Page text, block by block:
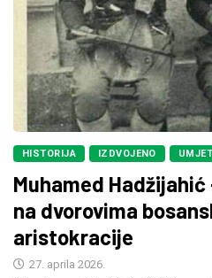
HISTORIJA IZDVOJENO
Muhamed
na dvorovima
aristokracije
27. aprila 2026.